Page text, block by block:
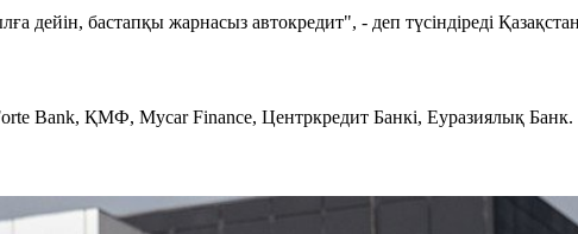
дейін, бастапқы жарнасыз автокредит", - деп түсіндіреді
Bank, ҚМФ, Mycar Finance, Центркредит Банкі, Еуразиялық Банк.